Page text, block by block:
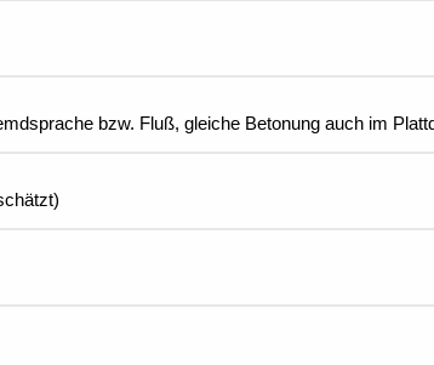
bzw. Fluß, gleiche Betonung auch im